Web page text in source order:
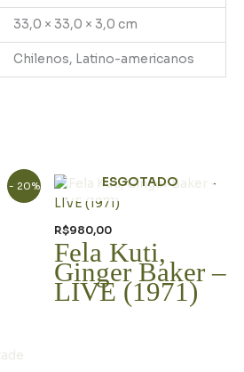
33,0 × 33,0 × 3,0 cm
Chilenos, Latino-americanos
- 20% ESGOTADO
R$980,00
Fela Kuti,
Ginger Baker –
LIVE (1971)